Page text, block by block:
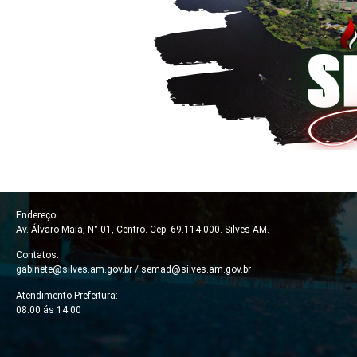
Endereço:
Av. Álvaro Maia, N° 01, Centro. Cep: 69.114-000. Silves-AM.
Contatos:
gabinete@silves.am.gov.br /semad@silves.am.gov.br
Atendimento Prefeitura:
08:00 ás 14:00